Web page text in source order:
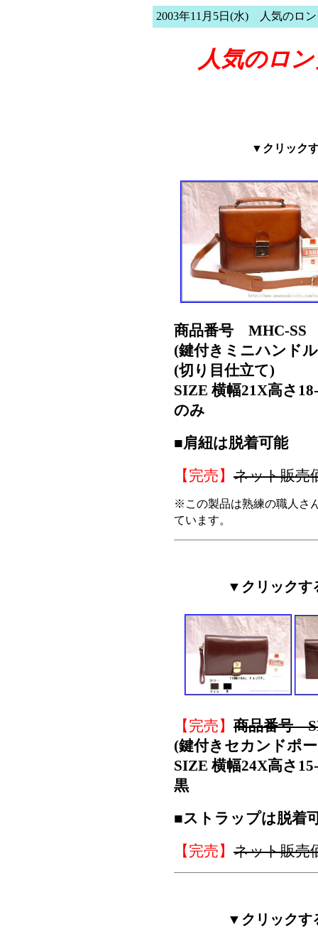
2003年11月5日(水) 人気のロ
人気のロ
▼クリック
商品番号 MHC-SS
(鍵付きミニハンド
(切り目仕立て)
SIZE 横幅21X高さ
のみ
■肩紐は脱着可能
【完売】 ネット販売
※この製品は熟練の職人さ
ています。
▼クリックす
【完売】 商品番号
(鍵付きセカンドポ
SIZE 横幅24X高さ
黒
■ストラップは脱着
【完売】 ネット販売
▼クリックす